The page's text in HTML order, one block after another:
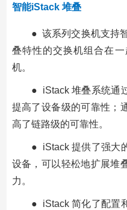
智能iStack 堆叠
● 该系列交换机支持
叠特性的交换机组合在
机。
● iStack 堆叠系统通
提高了设备级的可靠性；
高了链路级的可靠性。
● iStack 提供了强大
设备，可以轻松地扩展堆
力。
● iStack 简化了配置